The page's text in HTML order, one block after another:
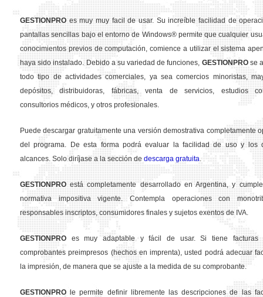
GESTION PRO es muy muy facil de usar. Su increíble facilidad de
pantallas sencillas bajo el entorno de Windows® permite que cualquier
conocimientos previos de computación, comience a utilizar el sistema
haya sido instalado. Debido a su variedad de funciones, GESTION PROse
todo tipo de actividades comerciales, ya sea comercios minoristas,
depósitos, distribuidoras, fábricas, venta de servicios, estudios
consultorios médicos, y otros profesionales.
Puede descargar gratuitamente una versión demostrativa completamente
del programa. De esta forma podrá evaluar la facilidad de uso y los
alcances. Solo diríjase a la sección de descarga gratuita.
GESTION PRO está completamente desarrollado en Argentina, y
normativa impositiva vigente. Contempla operaciones con
responsables inscriptos, consumidores finales y sujetos exentos de IVA.
GESTION PRO es muy adaptable y fácil de usar. Si tiene facturas
comprobantes preimpresos (hechos en imprenta), usted podrá adecuar
la impresión, de manera que se ajuste a la medida de su comprobante.
GESTION PRO le permite definir libremente las descripciones de las